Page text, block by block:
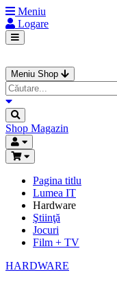
Meniu
Logare
Meniu Shop
Shop Magazin
Pagina titlu
Lumea IT
Hardware
Ştiinţă
Jocuri
Film + TV
HARDWARE